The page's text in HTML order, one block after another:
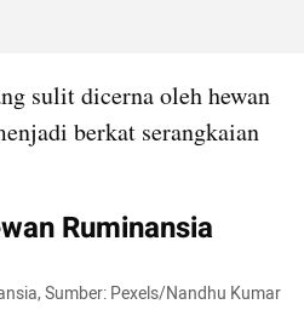
sulit dicerna oleh hewan
berkat serangkaian
Ruminansia
Sumber: Pexels/Nandhu Kumar